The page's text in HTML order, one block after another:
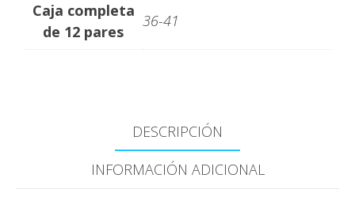
Caja completa
de 12 pares
36-41
DESCRIPCIÓN
INFORMACIÓN ADICIONAL